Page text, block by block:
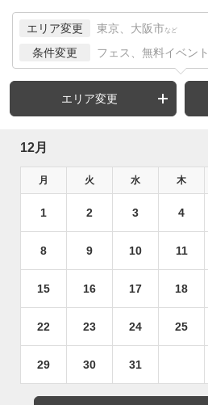
エリア変更 東京、大阪市 など
条件変更 フェス、無料イベント
エリア変更
12月
月 火 水 木
1 2 3 4
8 9 10 11
15 16 17 18
22 23 24 25
29 30 31